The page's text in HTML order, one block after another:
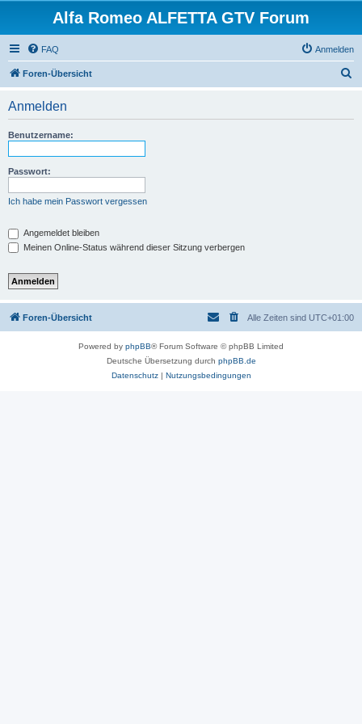
Alfa Romeo ALFETTA GTV Forum
FAQ Anmelden
Foren-Übersicht
Anmelden
Benutzername:
Passwort:
Ich habe mein Passwort vergessen
Angemeldet bleiben
Meinen Online-Status während dieser Sitzung verbergen
Foren-Übersicht Alle Zeiten sind UTC+01:00
Powered by phpBB® Forum Software © phpBB Limited
Deutsche Übersetzung durch phpBB.de
Datenschutz| Nutzungsbedingungen